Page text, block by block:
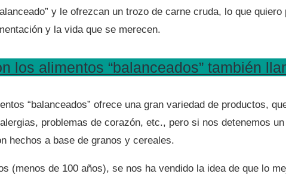
y le ofrezcan un trozo de carne cruda, lo que
y la vida que se merecen.
los alimentos “balanceados” también
“balanceados” ofrece una gran variedad de productos,
problemas de corazón, etc., pero si nos detenemos
hechos a base de granos y cereales.
(menos de 100 años), se nos ha vendido la idea de que lo